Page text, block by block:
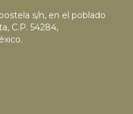
s/n, en el poblado
C.P. 54284,